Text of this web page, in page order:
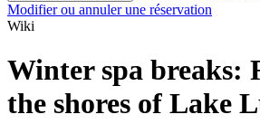
Modifier ou annuler une réservation
Wiki
Winter spa breaks:
the shores of Lake